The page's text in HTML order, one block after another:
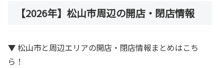
【2026年】松山市周辺の開店・閉店情報
▼ 松山市と周辺エリアの開店・閉店情報まとめはこち
ら！